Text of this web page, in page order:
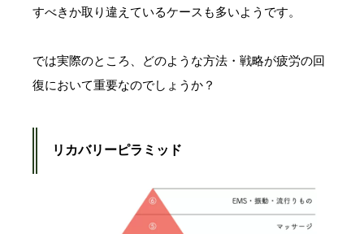
すべきか取り違えているケースも多いようです。
では実際のところ、どのような方法・戦略が疲労の回
復において重要なのでしょうか？
リカバリーピラミッド